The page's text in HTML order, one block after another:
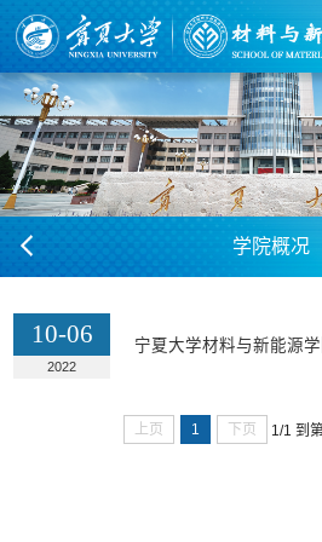
学院概况
10-06
2022
宁夏大学材料与新能源
上页 1 下页 1/1 到